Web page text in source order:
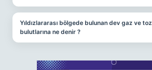
Yıldızlararası bölgede bulunan dev gaz ve toz
bulutlarına ne denir ?